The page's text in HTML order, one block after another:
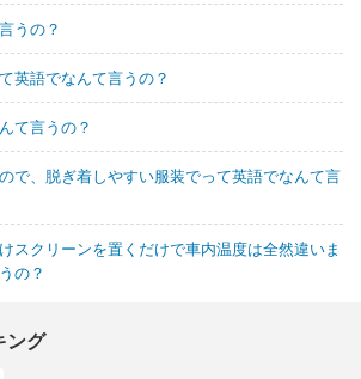
うの？
英語でなんて言うの？
て言うの？
で、脱ぎ着しやすい服装でって英語でなんて言
スクリーンを置くだけで車内温度は全然違いま
の？
ング